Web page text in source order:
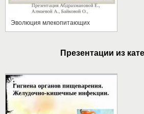
Эволюция млекопитающих
Презентации из